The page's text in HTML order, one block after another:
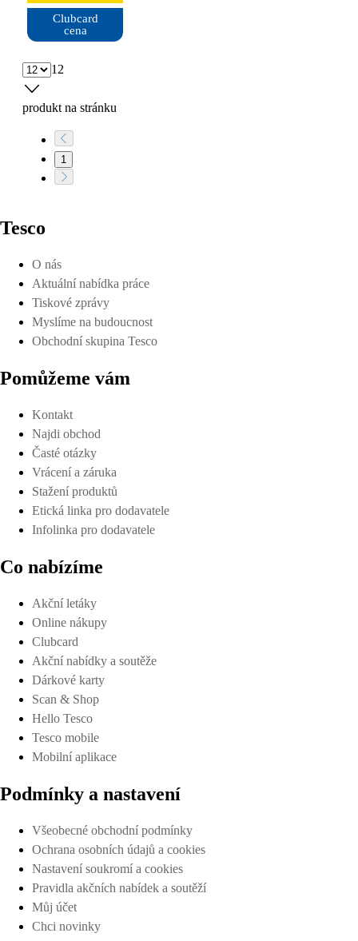
Clubcard
cena
12
produkt na stránku
1
Tesco
O nás
Aktuální nabídka práce
Tiskové zprávy
Myslíme na budoucnost
Obchodní skupina Tesco
Pomůžeme vám
Kontakt
Najdi obchod
Časté otázky
Vrácení a záruka
Stažení produktů
Etická linka pro dodavatele
Infolinka pro dodavatele
Co nabízíme
Akční letáky
Online nákupy
Clubcard
Akční nabídky a soutěže
Dárkové karty
Scan & Shop
Hello Tesco
Tesco mobile
Mobilní aplikace
Podmínky a nastavení
Všeobecné obchodní podmínky
Ochrana osobních údajů a cookies
Nastavení soukromí a cookies
Pravidla akčních nabídek a soutěží
Můj účet
Chci novinky